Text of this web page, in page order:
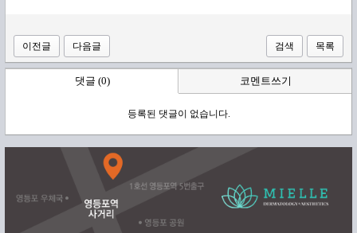
이전글 다음글 검색 목록
댓글 (0) 코멘트쓰기
등록된 댓글이 없습니다.